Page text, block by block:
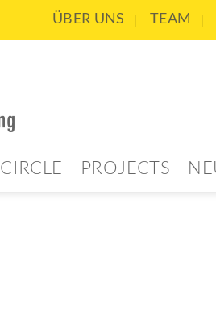
ÜBER UNS TEAM
CIRCLE PROJECTS